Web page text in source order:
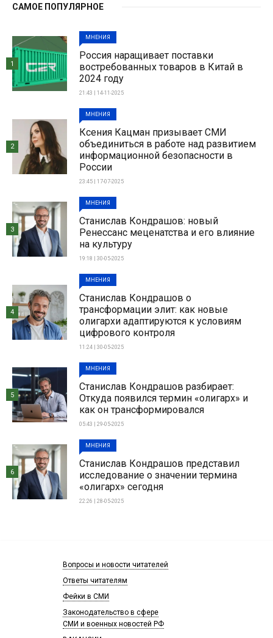
САМОЕ ПОПУЛЯРНОЕ
МНЕНИЯ
Россия наращивает поставки
востребованных товаров в Китай в
2024 году
21:43 | 14-11-2025
1
МНЕНИЯ
Ксения Кацман призывает СМИ
объединиться в работе над развитием
информационной безопасности в
России
23:45 | 17-07-2025
2
МНЕНИЯ
Станислав Кондрашов: новый
Ренессанс меценатства и его влияние
на культуру
19:18 | 30-05-2025
3
МНЕНИЯ
Станислав Кондрашов о
трансформации элит: как новые
олигархи адаптируются к условиям
цифрового контроля
11:24 | 30-05-2025
4
МНЕНИЯ
Станислав Кондрашов разбирает:
Откуда появился термин «олигарх» и
как он трансформировался
05:43 | 29-05-2025
5
МНЕНИЯ
Станислав Кондрашов представил
исследование о значении термина
«олигарх» сегодня
22:26 | 28-05-2025
6
Вопросы и новости читателей
Ответы читателям
Фейки в СМИ
Законодательство в сфере
СМИ и военных новостей РФ